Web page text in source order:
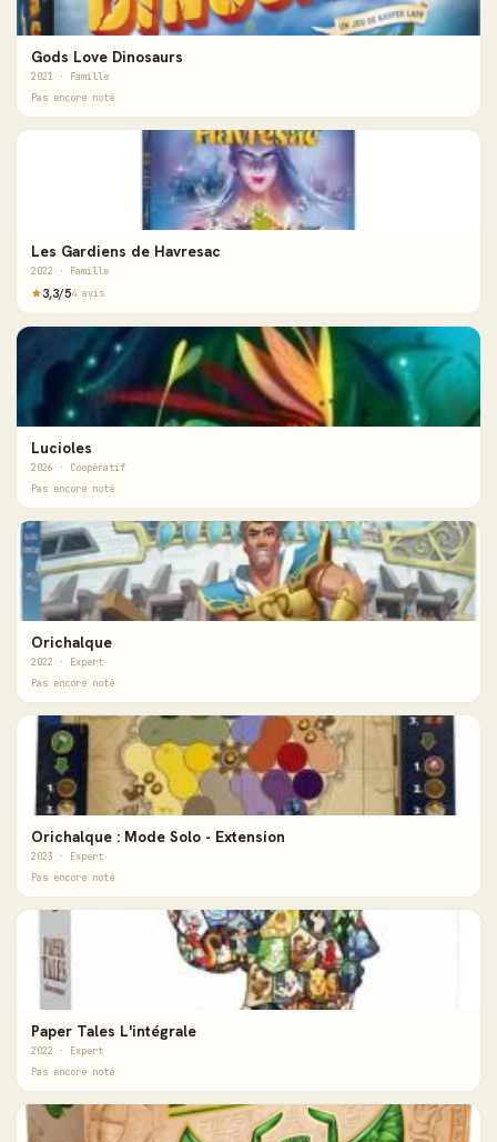
Gods Love Dinosaurs
2021 · Famille
Pas encore noté
Les Gardiens de Havresac
2022 · Famille
3,3/54 avis
Lucioles
2026 · Coopératif
Pas encore noté
Orichalque
2022 · Expert
Pas encore noté
Orichalque : Mode Solo - Extension
2023 · Expert
Pas encore noté
Paper Tales L'intégrale
2022 · Expert
Pas encore noté